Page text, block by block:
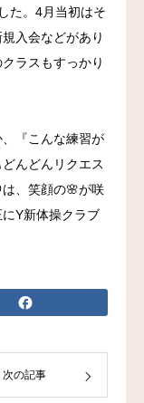
た。4月当初はそ
入会などがあり
ラスもすっかり
、『こんな練習が
んどんリクエス
、笑顔の🌸が咲
Y新体操クラブ
次の記事